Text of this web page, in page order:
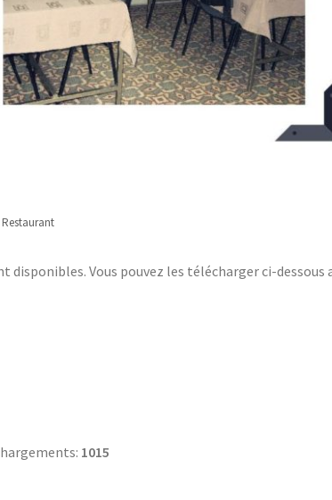
Restaurant
disponibles. Vous pouvez les télécharger ci-dessous
1015